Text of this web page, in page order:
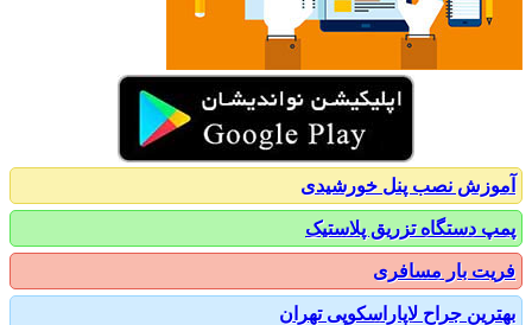
نصب پنل خورشیدی
دستگاه تزریق پلاستیک
بار مسافری
جراح لاپاراسکوپی تهران